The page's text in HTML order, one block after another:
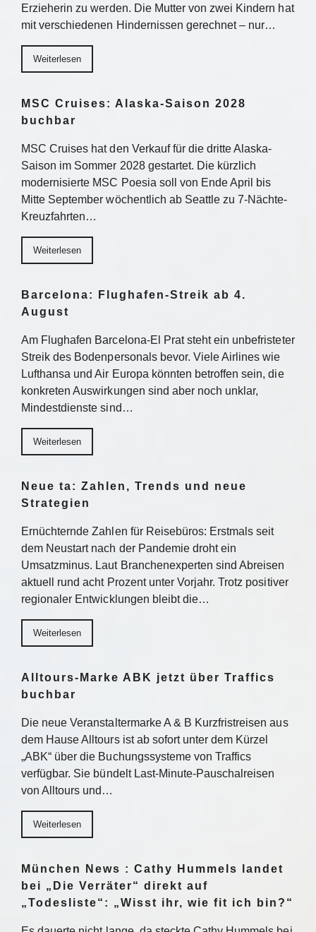
Erzieherin zu werden. Die Mutter von zwei Kindern hat
mit verschiedenen Hindernissen gerechnet – nur…
Weiterlesen
MSC Cruises: Alaska-Saison 2028
buchbar
MSC Cruises hat den Verkauf für die dritte Alaska-
Saison im Sommer 2028 gestartet. Die kürzlich
modernisierte MSC Poesia soll von Ende April bis
Mitte September wöchentlich ab Seattle zu 7-Nächte-
Kreuzfahrten…
Weiterlesen
Barcelona: Flughafen-Streik ab 4.
August
Am Flughafen Barcelona-El Prat steht ein unbefristeter
Streik des Bodenpersonals bevor. Viele Airlines wie
Lufthansa und Air Europa könnten betroffen sein, die
konkreten Auswirkungen sind aber noch unklar,
Mindestdienste sind…
Weiterlesen
Neue ta: Zahlen, Trends und neue
Strategien
Ernüchternde Zahlen für Reisebüros: Erstmals seit
dem Neustart nach der Pandemie droht ein
Umsatzminus. Laut Branchenexperten sind Abreisen
aktuell rund acht Prozent unter Vorjahr. Trotz positiver
regionaler Entwicklungen bleibt die…
Weiterlesen
Alltours-Marke ABK jetzt über Traffics
buchbar
Die neue Veranstaltermarke A & B Kurzfristreisen aus
dem Hause Alltours ist ab sofort unter dem Kürzel
„ABK“ über die Buchungssysteme von Traffics
verfügbar. Sie bündelt Last-Minute-Pauschalreisen
von Alltours und…
Weiterlesen
München News : Cathy Hummels landet
bei „Die Verräter“ direkt auf
„Todesliste“: „Wisst ihr, wie fit ich bin?“